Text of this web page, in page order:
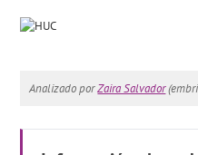
Analizado porZaira Salvador